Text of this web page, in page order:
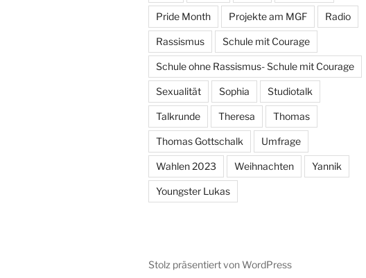
Pride Month Projekte am MGF Radio
Rassismus Schule mit Courage
Schule ohne Rassismus- Schule mit Courage
Sexualität Sophia Studiotalk
Talkrunde Theresa Thomas
Thomas Gottschalk Umfrage
Wahlen 2023 Weihnachten Yannik
Youngster Lukas
Stolz präsentiert von WordPress